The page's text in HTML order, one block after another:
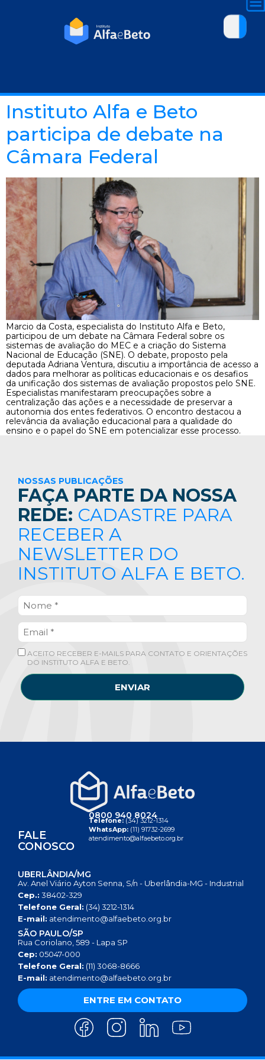
Instituto Alfa e Beto
participa de debate na
Câmara Federal
Marcio da Costa, especialista do Instituto Alfa e Beto,
participou de um debate na Câmara Federal sobre os
sistemas de avaliação do MEC e a criação do Sistema
Nacional de Educação (SNE). O debate, proposto pela
deputada Adriana Ventura, discutiu a importância de acesso a
dados para melhorar as políticas educacionais e os desafios
da unificação dos sistemas de avaliação propostos pelo SNE.
Especialistas manifestaram preocupações sobre a
centralização das ações e a necessidade de preservar a
autonomia dos entes federativos. O encontro destacou a
relevância da avaliação educacional para a qualidade do
ensino e o papel do SNE em potencializar esse processo.
NOSSAS PUBLICAÇÕES
FAÇA PARTE DA NOSSA
REDE: CADASTRE PARA
RECEBER A
NEWSLETTER DO
INSTITUTO ALFA E BETO.
ACEITO RECEBER E-MAILS PARA CONTATO E ORIENTAÇÕES
DO INSTITUTO ALFA E BETO.
ENVIAR
FALE
CONOSCO
0800 940 8024
Telefone:(34) 3212-1314
WhatsApp: (11) 91732-2699
atendimento@alfaebeto.org.br
UBERLÂNDIA/MG
Av. Anel Viário Ayton Senna, S/n - Uberlândia-MG - Industrial
Cep.: 38402-329
Telefone Geral: (34) 3212-1314
E-mail: atendimento@alfaebeto.org.br
SÃO PAULO/SP
Rua Coriolano, 589 - Lapa SP
Cep: 05047-000
Telefone Geral: (11) 3068-8666
E-mail: atendimento@alfaebeto.org.br
ENTRE EM CONTATO